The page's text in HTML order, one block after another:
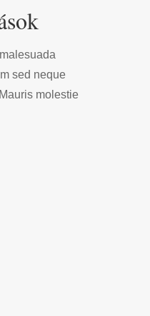
sed neque
molestie